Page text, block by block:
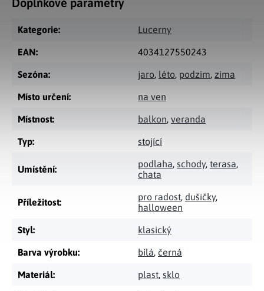
Kategorie: Lucerny
EAN: 4034127550243
Sezóna: jaro, léto, podzim, zima
Místo určení: na ven
Místnost: balkon, veranda
Typ: stojící
Umístění: podlaha, schody, terasa,
chata
Příležitost: pro radost, dušičky,
halloween
Styl: klasický
Barva výrobku: bílá, černá
Materiál: plast, sklo